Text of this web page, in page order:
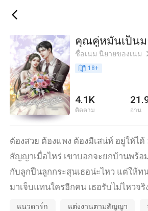
ic_back
คุณคู่หมั้นเป็นม
ชื่อเนม นิยายของเนม
book_age 18+
4.1K
ติดตาม อ่าน
ต้องสวย ต้องแพง ต้องมีเสน่ห์ อยู่ให้ไ
สัญญาเมื่อไหร่ เขาบอกจะยกบ้านพร้อ
กับลูกปืนลูกกระสุนเธอน่ะไหว แต่ให้ท
มาเจ็บแทนใครอีกคน เธอรับไม่ไหวจริ
แนวดาร์ก แต่งงานตามสัญญา